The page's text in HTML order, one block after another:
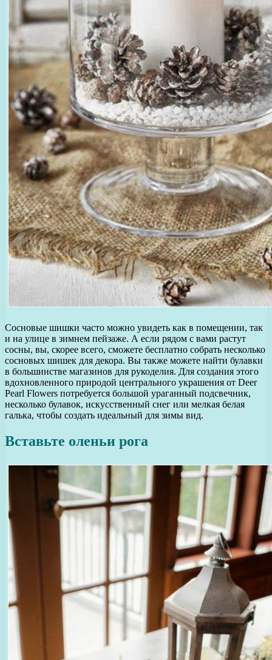
Сосновые шишки часто можно увидеть как в помещении, так
и на улице в зимнем пейзаже. А если рядом с вами растут
сосны, вы, скорее всего, сможете бесплатно собрать несколько
сосновых шишек для декора. Вы также можете найти булавки
в большинстве магазинов для рукоделия. Для создания этого
вдохновленного природой центрального украшения от Deer
Pearl Flowers потребуется большой ураганный подсвечник,
несколько булавок, искусственный снег или мелкая белая
галька, чтобы создать идеальный для зимы вид.
Вставьте оленьи рога